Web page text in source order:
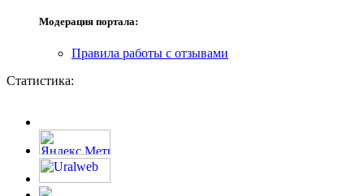
Модерация портала:
Правила работы с отзывами
Статистика: